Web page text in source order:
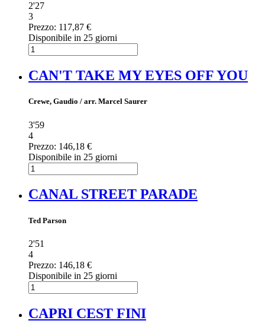
2'27
3
Prezzo: 117,87 €
Disponibile in 25 giorni
CAN'T TAKE MY EYES OFF YOU
Crewe, Gaudio / arr. Marcel Saurer
3'59
4
Prezzo: 146,18 €
Disponibile in 25 giorni
CANAL STREET PARADE
Ted Parson
2'51
4
Prezzo: 146,18 €
Disponibile in 25 giorni
CAPRI CEST FINI